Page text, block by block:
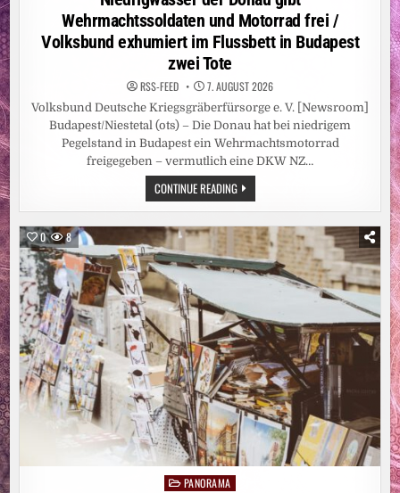
Wehrmachtssoldaten und Motorrad frei /
Volksbund exhumiert im Flussbett in Budapest
zwei Tote
RSS-FEED 7. AUGUST 2026
Volksbund Deutsche Kriegsgräberfürsorge e. V. [Newsroom]
Budapest/Niestetal (ots) – Die Donau hat bei niedrigem
Pegelstand in Budapest ein Wehrmachtsmotorrad
freigegeben – vermutlich eine DKW NZ…
CONTINUE READINGNIEDRIGWASSER
DER
DONAU
GIBT
WEHRMACHTSSOLDATEN
UND
MOTORRAD
FREI
/
IM
FLUSSBETT
IN
BUDAPEST
ZWEI
TOTE
0 8
PostedPANORAMA